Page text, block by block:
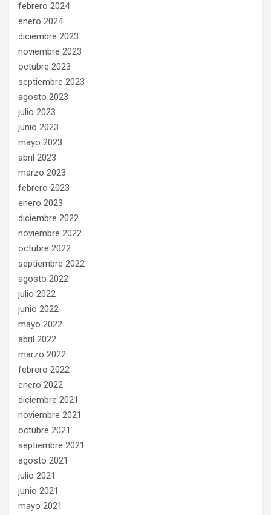
febrero 2024
enero 2024
diciembre 2023
noviembre 2023
octubre 2023
septiembre 2023
agosto 2023
julio 2023
junio 2023
mayo 2023
abril 2023
marzo 2023
febrero 2023
enero 2023
diciembre 2022
noviembre 2022
octubre 2022
septiembre 2022
agosto 2022
julio 2022
junio 2022
mayo 2022
abril 2022
marzo 2022
febrero 2022
enero 2022
diciembre 2021
noviembre 2021
octubre 2021
septiembre 2021
agosto 2021
julio 2021
junio 2021
mayo 2021